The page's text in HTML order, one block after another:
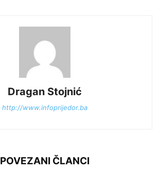
Dragan Stojnić
http://www.infoprijedor.ba
POVEZANI ČLANCI